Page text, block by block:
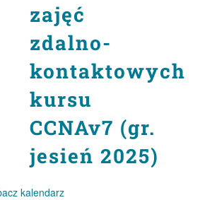
zajęć
zdalno-
kontaktowych
kursu
CCNAv7 (gr.
jesień 2025)
kalendarz